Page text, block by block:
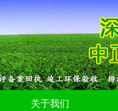
关于我们